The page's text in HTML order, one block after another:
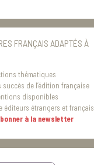
FRANÇAIS ADAPTÉS À
thématiques
de l’édition française
disponibles
éditeurs étrangers et français
à la newsletter